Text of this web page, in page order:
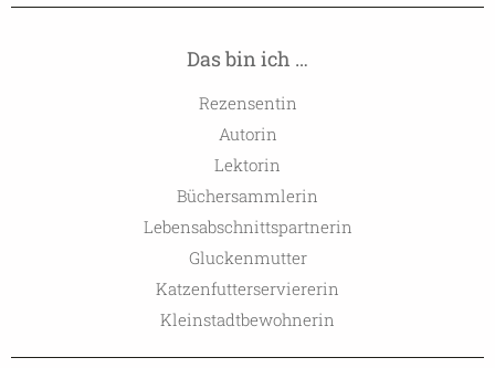
Das bin ich …
Rezensentin
Autorin
Lektorin
Büchersammlerin
Lebensabschnittspartnerin
Gluckenmutter
Katzenfutterserviererin
Kleinstadtbewohnerin